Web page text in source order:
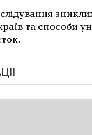
та способи